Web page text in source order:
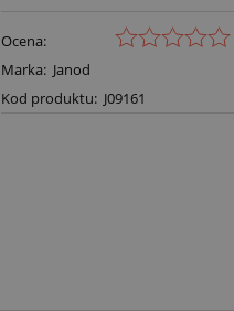
Ocena:
Marka: Janod
Kod produktu: J09161